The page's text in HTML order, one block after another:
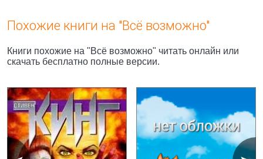
Похожие книги на "Всё возможно"
Книги похожие на "Всё возможно" читать онлайн или
скачать бесплатно полные версии.